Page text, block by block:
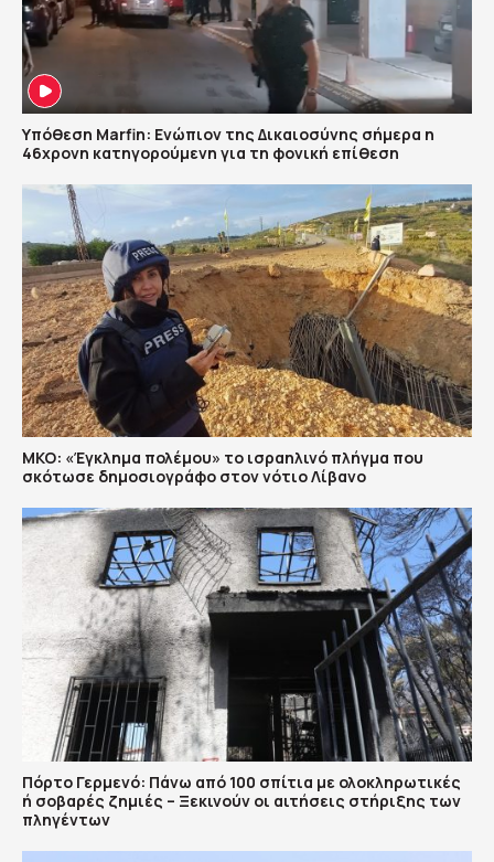
Υπόθεση Marfin: Ενώπιον της Δικαιοσύνης σήμερα η
46χρονη κατηγορούμενη για τη φονική επίθεση
ΜΚΟ: «Έγκλημα πολέμου» το ισραηλινό πλήγμα που
σκότωσε δημοσιογράφο στον νότιο Λίβανο
Πόρτο Γερμενό: Πάνω από 100 σπίτια με ολοκληρωτικές
ή σοβαρές ζημιές – Ξεκινούν οι αιτήσεις στήριξης των
πληγέντων